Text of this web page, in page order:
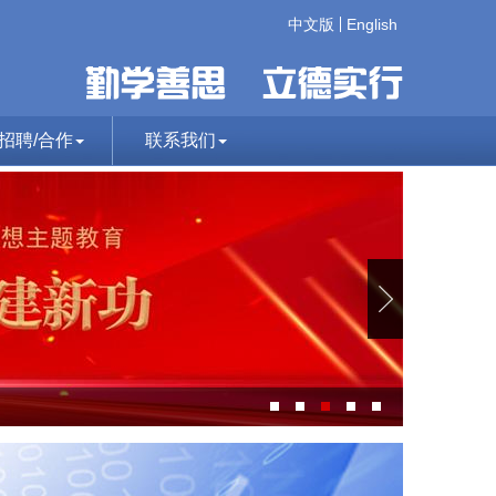
中文版 English
聘/合作 联系我们